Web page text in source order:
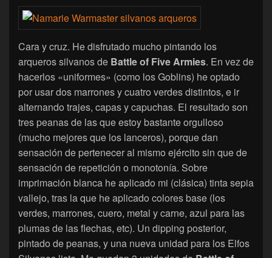
Cara y cruz. He disfrutado mucho pintando los
arqueros silvanos de Battle of Five Armies. En vez de
hacerlos «uniformes» (como los Goblins) he optado
por usar dos marrones y cuatro verdes distintos, e ir
alternando trajes, capas y capuchas. El resultado son
tres peanas de las que estoy bastante orgulloso
(mucho mejores que los lanceros), porque dan
sensación de pertenecer al mismo ejército sin que de
sensación de repetición o monotonía. Sobre
imprimación blanca he aplicado mi (clásica) tinta sepia
vallejo, tras la que he aplicado colores base (los
verdes, marrones, cuero, metal y carne, azul para las
plumas de las flechas, etc). Un dipping posterior,
pintado de peanas, y una nueva unidad para los Elfos